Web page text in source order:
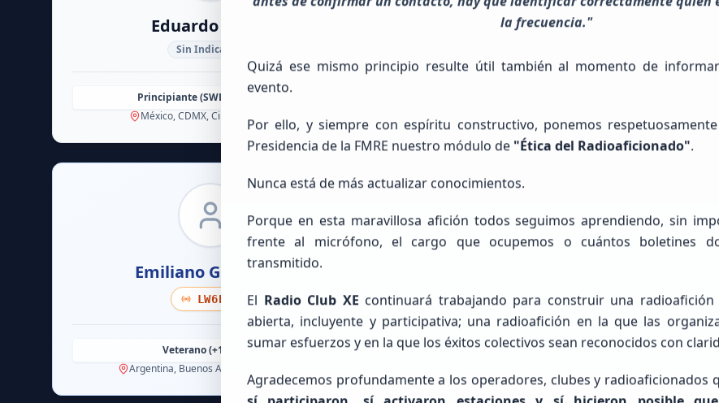
Eduardo
Sin Indicativo
Principiante (SWL / Aspirante)
México, CDMX, Ciudad de México
Basañez De La Torre
Emiliano Gutierrez
LW6EGE
Veterano (+10 años)
Argentina, Buenos Aires, Bahía Blanca
NOHAY
Principiante (SWL / Aspirante)
la frecuencia."
Quizá ese mismo principio resulte útil también al momento de
evento.
Por ello, y siempre con espíritu constructivo, ponemos
Presidencia de la FMRE nuestro módulo de "Ética del Radioaficionado".
Nunca está de más actualizar conocimientos.
Porque en esta maravillosa afición todos seguimos aprendiendo, sin
frente al micrófono, el cargo que ocupemos o cuántos boletines
transmitido.
El Radio Club XE continuará trabajando para construir una radioafición
abierta, incluyente y participativa; una radioafición en la que las
sumar esfuerzos y en la que los éxitos colectivos sean reconocidos con
Agradecemos profundamente a los operadores, clubes y radioaficionados